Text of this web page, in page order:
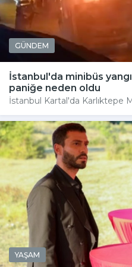
GÜNDEM
İstanbul'da minibüs
paniğe neden oldu
İstanbul Kartal'da Karlıktepe
YAŞAM